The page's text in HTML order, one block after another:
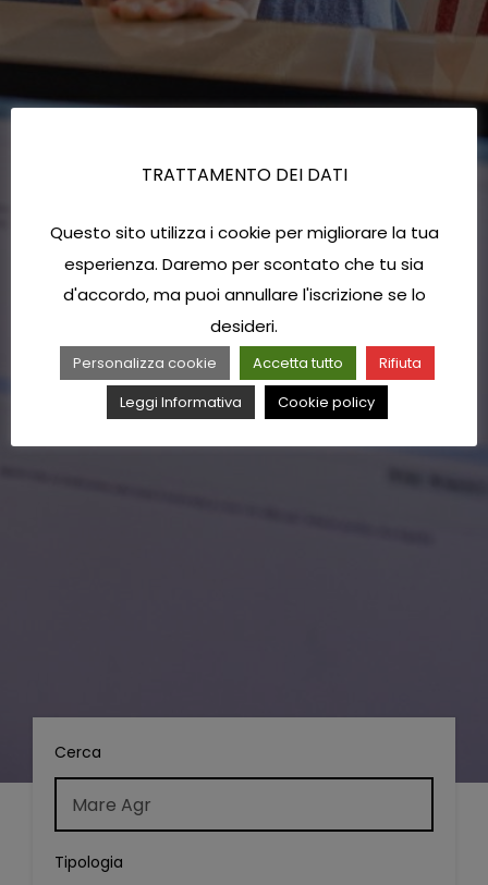
Cerca
Tipologia
TRATTAMENTO DEI DATI
Questo sito utilizza i cookie per migliorare la tua
esperienza. Daremo per scontato che tu sia
d'accordo, ma puoi annullare l'iscrizione se lo
desideri.
Personalizza cookie Accetta tutto
Rifiuta
Leggi Informativa
Cookie policy